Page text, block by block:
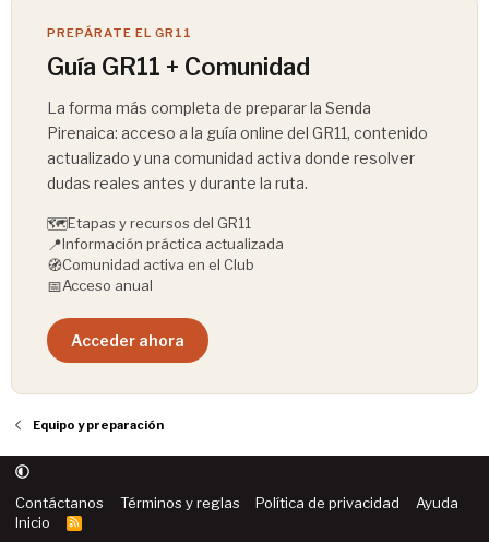
PREPÁRATE EL GR11
Guía GR11 + Comunidad
La forma más completa de preparar la Senda
Pirenaica: acceso a la guía online del GR11, contenido
actualizado y una comunidad activa donde resolver
dudas reales antes y durante la ruta.
🗺️Etapas y recursos del GR11
📍Información práctica actualizada
🧭Comunidad activa en el Club
📅Acceso anual
Acceder ahora
Equipo y preparación
Contáctanos Términos y reglas Política de privacidad
Ayuda
Inicio
R